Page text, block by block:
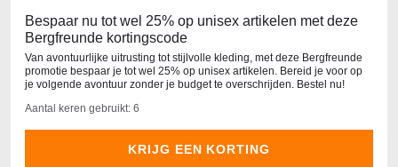
Bespaar nu tot wel 25% op unisex artikelen met deze
Bergfreunde kortingscode
Van avontuurlijke uitrusting tot stijlvolle kleding, met deze Bergfreunde
promotie bespaar je tot wel 25% op unisex artikelen. Bereid je voor op
je volgende avontuur zonder je budget te overschrijden. Bestel nu!
Aantal keren gebruikt: 6
KRIJG EEN KORTING